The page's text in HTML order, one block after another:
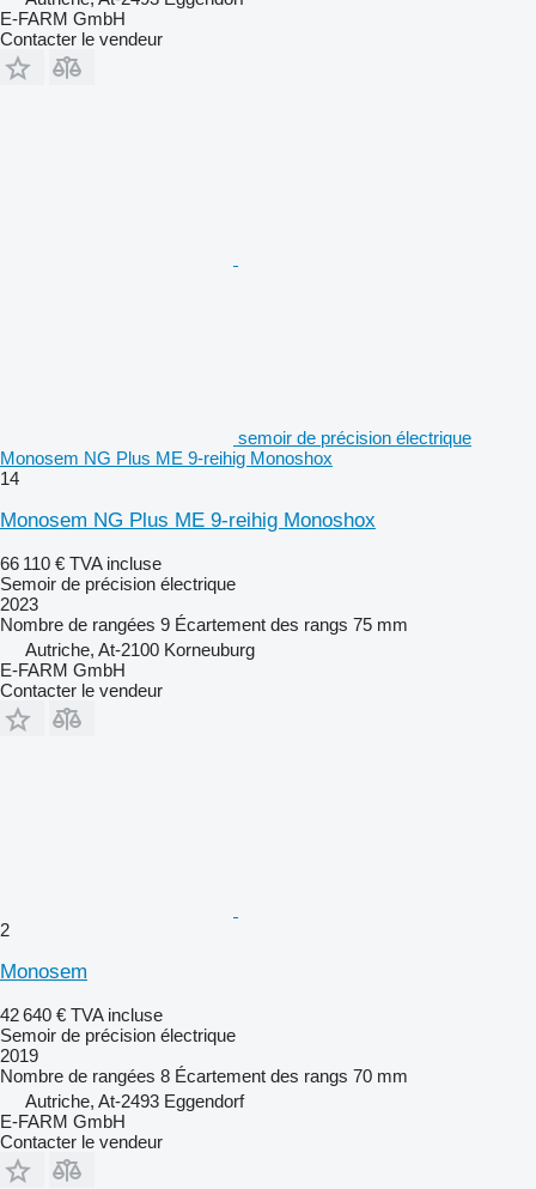
E-FARM GmbH
Contacter le vendeur
semoir de précision électrique
Monosem NG Plus ME 9-reihig Monoshox
14
Monosem NG Plus ME 9-reihig Monoshox
66 110 € TVA incluse
Semoir de précision électrique
2023
Nombre de rangées 9 Écartement des rangs 75 mm
Autriche, At-2100 Korneuburg
E-FARM GmbH
Contacter le vendeur
2
Monosem
42 640 € TVA incluse
Semoir de précision électrique
2019
Nombre de rangées 8 Écartement des rangs 70 mm
Autriche, At-2493 Eggendorf
E-FARM GmbH
Contacter le vendeur